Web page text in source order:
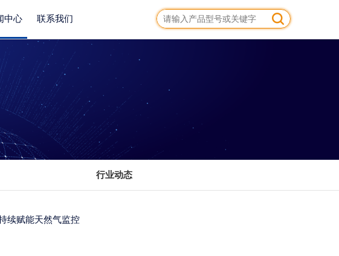
中心 联系我们
行业动态
续赋能天然气监控